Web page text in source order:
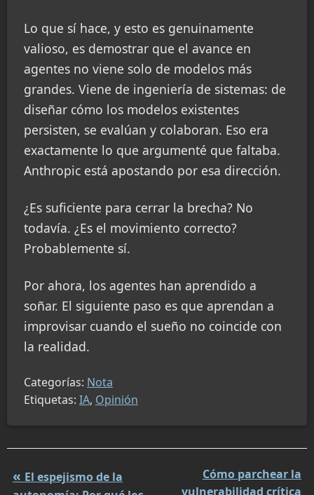
Lo que sí hace, y esto es genuinamente
valioso, es demostrar que el avance en
agentes no viene solo de modelos más
grandes. Viene de ingeniería de sistemas: de
diseñar cómo los modelos existentes
persisten, se evalúan y colaboran. Eso era
exactamente lo que argumenté que faltaba.
Anthropic está apostando por esa dirección.
¿Es suficiente para cerrar la brecha? No
todavía. ¿Es el movimiento correcto?
Probablemente sí.
Por ahora, los agentes han aprendido a
soñar. El siguiente paso es que aprendan a
improvisar cuando el sueño no coincide con
la realidad.
Categorías: Nota
Etiquetas: IA, Opinión
El espejismo de la
Cómo parchear la
vulnerabilidad crítica